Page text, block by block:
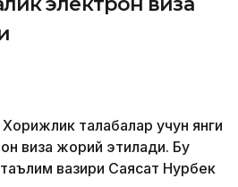
талабалар учун янги
виза жорий этилади. Бу
вазири Саясат Нурбек